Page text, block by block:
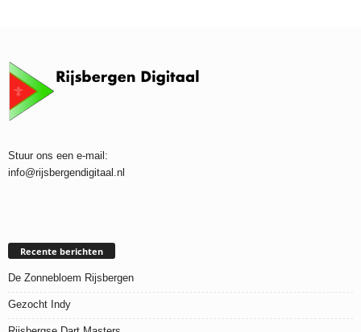
Stuur ons een e-mail:
info@rijsbergendigitaal.nl
Recente berichten
De Zonnebloem Rijsbergen
Gezocht Indy